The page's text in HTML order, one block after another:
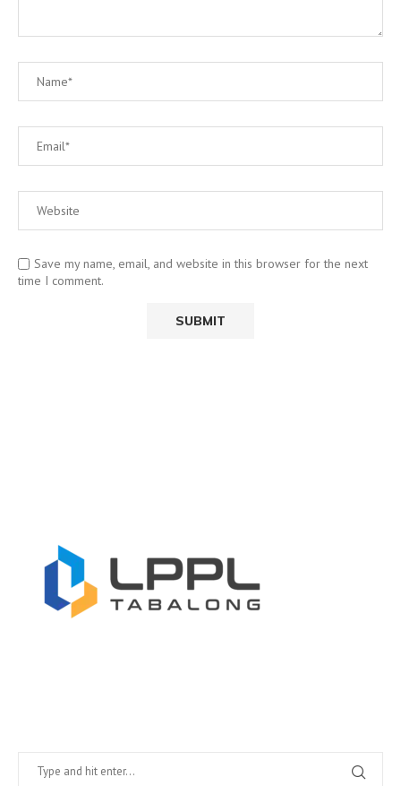
Save my name, email, and website in this browser for the next
time I comment.